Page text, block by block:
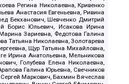
Регина Николаевна, Кривенко
Анастасия Евгеньевна, Ривина
Бекханович, Шевченко Дмитрий
Борис Юльевич, Исакова Ирина
Зариевна, Федотова Галина
Татьяна Николаевна, Золотарева
Щур Татьяна Михайловна,
Ирина Анатольевна, Мельникова
Голубева Елена Николаевна,
Галина Юрьевна, Свечников
Маркович, Бахмин Вячеслав